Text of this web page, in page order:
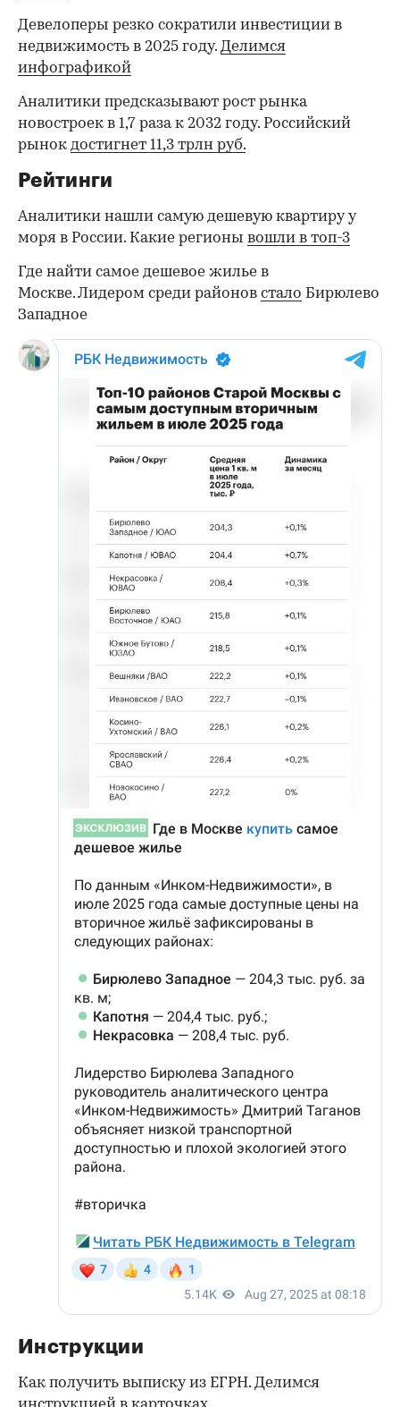
Девелоперы резко сократили инвестиции в
недвижимость в 2025 году. Делимся
инфографикой
Аналитики предсказывают рост рынка
новостроек в 1,7 раза к 2032 году. Российский
рынок достигнет 11,3 трлн руб.
Рейтинги
Аналитики нашли самую дешевую квартиру у
моря в России. Какие регионы вошли в топ-3
Где найти самое дешевое жилье в
Москве. Лидером среди районов стало Бирюлево
Западное
Инструкции
Как получить выписку из ЕГРН. Делимся